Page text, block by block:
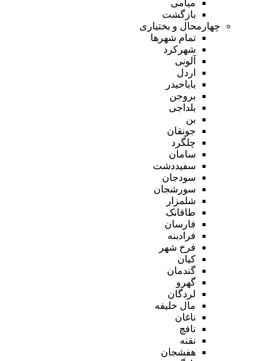
میامی
بازگشت
چهارمحال و بختیاری
تمام شهر‌ها
شهرکرد
آلونی
اردل
باباحیدر
بروجن
بلداجی
بن
جونقان
چلگرد
سامان
سفیددشت
سودجان
سورشجان
شلمزار
طاقانک
فارسان
فرادبنه
فرخ شهر
کیان
گندمان
گهرو
لردگان
مال خلیفه
ناغان
نافچ
نقنه
هفشجان